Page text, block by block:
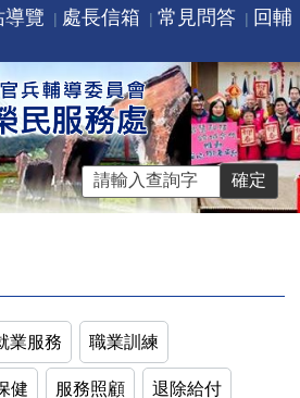
導覽 處長信箱 常見問答
回輔
業服務 職業訓練
健 服務照顧 退除給付